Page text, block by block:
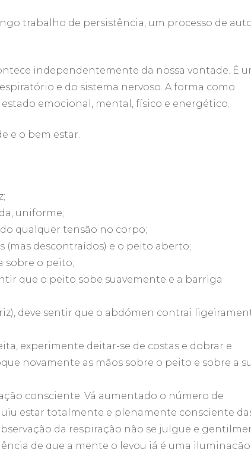
trabalho de persistência, um processo de
independentemente da nossa vontade. É
e do sistema nervoso. A forma como
emocional, mental, físico e energético.
e o bem estar.
uniforme;
qualquer tensão no corpo;
(mas descontraídos) e o peito aberto;
sobre o peito;
que o peito sobe suavemente e a barriga
deve sentir que o abdómen contrai
experimente deitar-se de costas e dobrar e
novamente as mãos sobre o peito e sobre a
consciente. Vá aumentado o número de
estar totalmente e plenamente consciente
da respiração não se julgue e
de que a mente o levou já é uma iluminação.